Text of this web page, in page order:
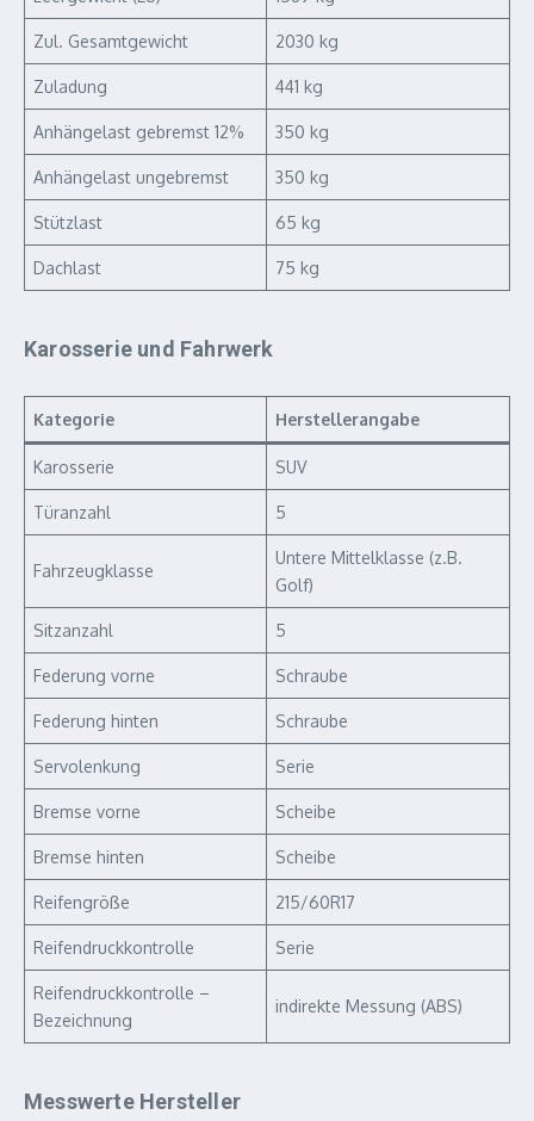
Zul. Gesamtgewicht 2030 kg
Zuladung 441 kg
Anhängelast gebremst 12% 350 kg
Anhängelast ungebremst 350 kg
Stützlast 65 kg
Dachlast 75 kg
Karosserie und Fahrwerk
Kategorie Herstellerangabe
Karosserie SUV
Türanzahl 5
Fahrzeugklasse
Untere Mittelklasse (z.B.
Golf)
Sitzanzahl 5
Federung vorne Schraube
Federung hinten Schraube
Servolenkung Serie
Bremse vorne Scheibe
Bremse hinten Scheibe
Reifengröße 215/60R17
Reifendruckkontrolle Serie
Reifendruckkontrolle –
Bezeichnung
indirekte Messung (ABS)
Messwerte Hersteller